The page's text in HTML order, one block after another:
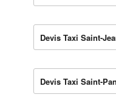
Devis Taxi Saint-
Devis Taxi Saint-